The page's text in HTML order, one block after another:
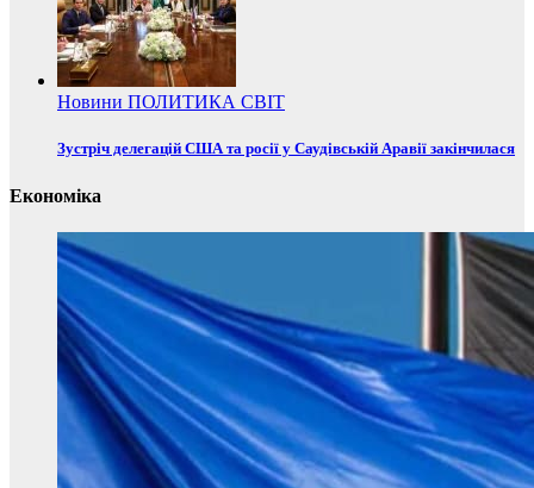
Новини ПОЛИТИКА СВІТ
Зустріч делегацій США та росії у Саудівській Аравії закінчилася
Економіка